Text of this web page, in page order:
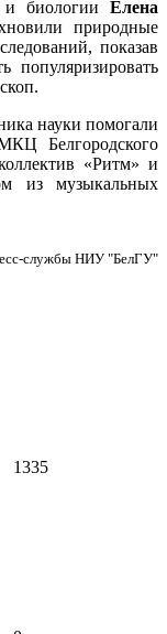
и биологии Елена
природные
показав
популяризировать
науки помогали
Белгородского
«Ритм» и
из музыкальных
службы НИУ "БелГУ"
1335